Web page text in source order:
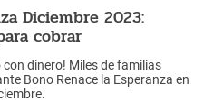
Diciembre 2023:
cobrar
con dinero! Miles de familias
Bono Renace la Esperanza en